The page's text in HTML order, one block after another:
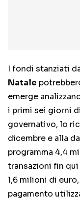
I fondi stanziati
Natale
emerge
i primi sei giorni
governativo, lo
dicembre e alla
programma 4,4
transazioni fin
1,6 milioni di
pagamento